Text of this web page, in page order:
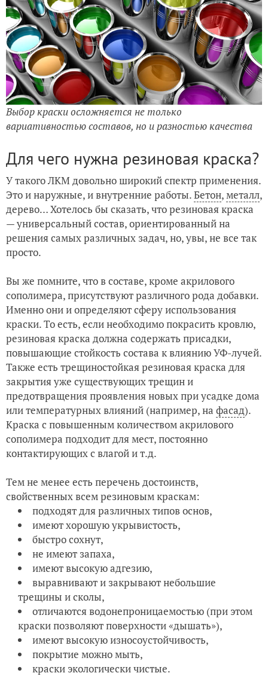
Выбор краски осложняется не только
вариативностью составов, но и разностью качества
Для чего нужна резиновая краска?
У такого ЛКМ довольно широкий спектр применения.
Это и наружные, и внутренние работы.Бетон,металл,
дерево… Хотелось бы сказать, что резиновая краска
— универсальный состав, ориентированный на
решения самых различных задач, но, увы, не все так
просто.
Вы же помните, что в составе, кроме акрилового
сополимера, присутствуют различного рода добавки.
Именно они и определяют сферу использования
краски. То есть, если необходимо покрасить кровлю,
резиновая краска должна содержать присадки,
повышающие стойкость состава к влиянию УФ-лучей.
Также есть трещиностойкая резиновая краска для
закрытия уже существующих трещин и
предотвращения проявления новых при усадке дома
или температурных влияний (например, на фасад).
Краска с повышенным количеством акрилового
сополимера подходит для мест, постоянно
контактирующих с влагой и т.д.
Тем не менее есть перечень достоинств,
свойственных всем резиновым краскам:
подходят для различных типов основ,
имеют хорошую укрывистость,
быстро сохнут,
не имеют запаха,
имеют высокую адгезию,
выравнивают и закрывают небольшие
трещины и сколы,
отличаются водонепроницаемостью (при этом
краски позволяют поверхности «дышать»),
имеют высокую износоустойчивость,
покрытие можно мыть,
краски экологически чистые.